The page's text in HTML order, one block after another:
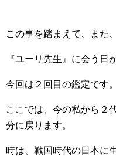
この事を踏まえて、また
『ユーリ先生』に会う日
今回は２回目の鑑定です。
ここでは、今の私から２
分に戻ります。
時は、戦国時代の日本に